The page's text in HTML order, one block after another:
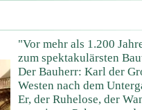
"Vor mehr als 1.200
zum spektakulärsten
Der Bauherr: Karl der
Westen nach dem
Er, der Ruhelose, der